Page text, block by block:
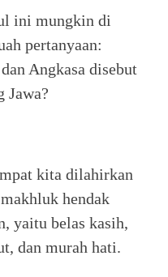
ini mungkin di
pertanyaan:
Angkasa disebut
Jawa?
kita dilahirkan
hendak
yaitu belas kasih,
dan murah hati.